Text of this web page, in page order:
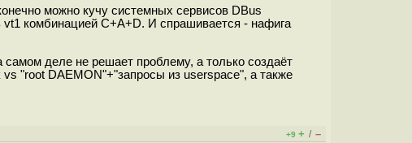
можно кучу системных сервисов DBus
vt1 комбинацией C+A+D. И спрашивается - нафига
деле не решает проблему, а только создаёт
"root DAEMON"+"запросы из userspace", а также
+9 + / –